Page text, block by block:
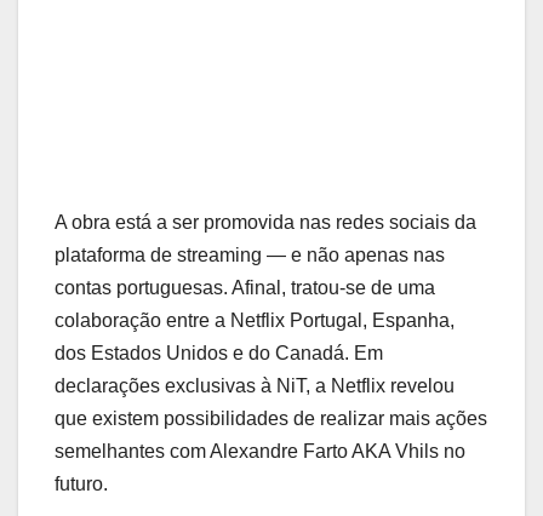
A obra está a ser promovida nas redes sociais da
plataforma de streaming — e não apenas nas
contas portuguesas. Afinal, tratou-se de uma
colaboração entre a Netflix Portugal, Espanha,
dos Estados Unidos e do Canadá. Em
declarações exclusivas à NiT, a Netflix revelou
que existem possibilidades de realizar mais ações
semelhantes com Alexandre Farto AKA Vhils no
futuro.